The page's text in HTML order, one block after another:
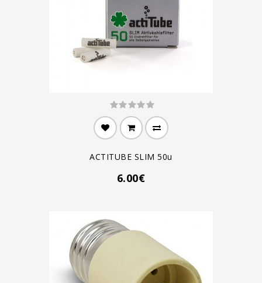
ACTITUBE SLIM 50u
6.00€